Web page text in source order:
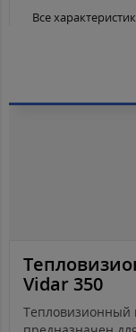
Все
Vidar 350
Тепловизионный